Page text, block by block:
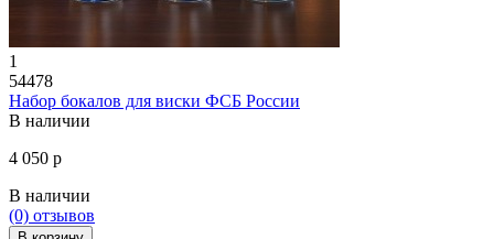
1
54478
Набор бокалов для виски ФСБ России
В наличии
4 050 р
В наличии
(0) отзывов